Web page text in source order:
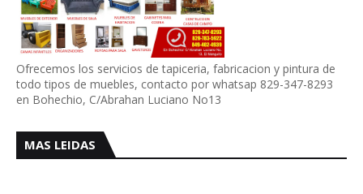
Ofrecemos los servicios de tapiceria, fabricacion y pintura de
todo tipos de muebles, contacto por whatsap 829-347-8293
en Bohechio, C/Abrahan Luciano No13
MAS LEIDAS